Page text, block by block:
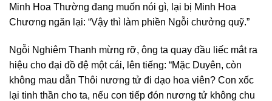
Minh Hoa Thường đang muốn nói gì, lại bị Minh Hoa
Chương ngăn lại: “Vậy thì làm phiền Ngỗi chưởng quỹ.”
Ngỗi Nghiêm Thanh mừng rỡ, ông ta quay đầu liếc mắt ra
hiệu cho đại đồ đệ một cái, lên tiếng: “Mặc Duyên, còn
không mau dẫn Thôi nương tử đi dạo hoa viên? Con xốc
lại tinh thần cho ta, nếu con tiếp đón nương tử không chu